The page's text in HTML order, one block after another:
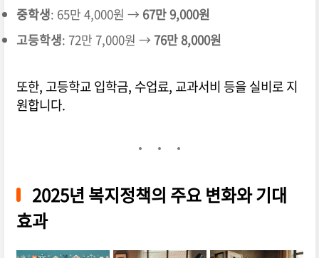
중학생: 65만 4,000원 → 67만 9,000원
고등학생: 72만 7,000원 → 76만 8,000원
또한, 고등학교 입학금, 수업료, 교과서비 등을 실비로 지
원합니다.
2025년 복지정책의 주요 변화와 기대
효과